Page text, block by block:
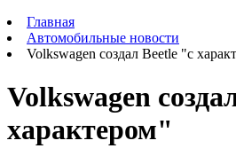
Главная
Автомобильные новости
Volkswagen создал Beetle "с
Volkswagen
характером"